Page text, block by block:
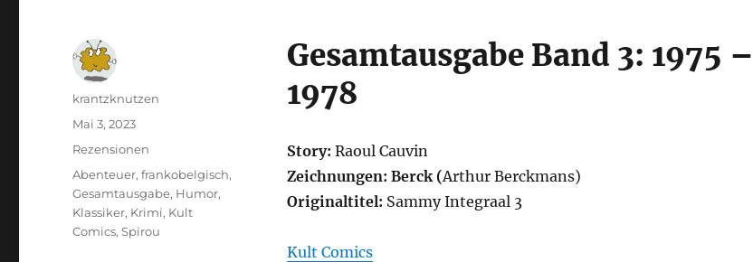
Gesamtausgabe Band 3: 1975 –
1978
Story: Raoul Cauvin
Zeichnungen: Berck (Arthur Berckmans)
Originaltitel: Sammy Integraal 3
Kult Comics
Autor
krantzknutzen
Veröffentlicht
Mai 3, 2023
Kategorien
Rezensionen
Schlagwörter
Abenteuer,frankobelgisch,
Gesamtausgabe, Humor,
Klassiker, Krimi, Kult
Comics,Spirou